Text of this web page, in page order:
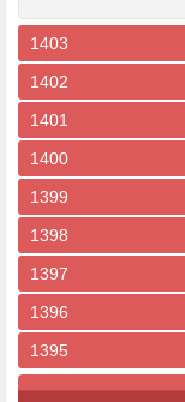
1403
1402
1401
1400
1399
1398
1397
1396
1395